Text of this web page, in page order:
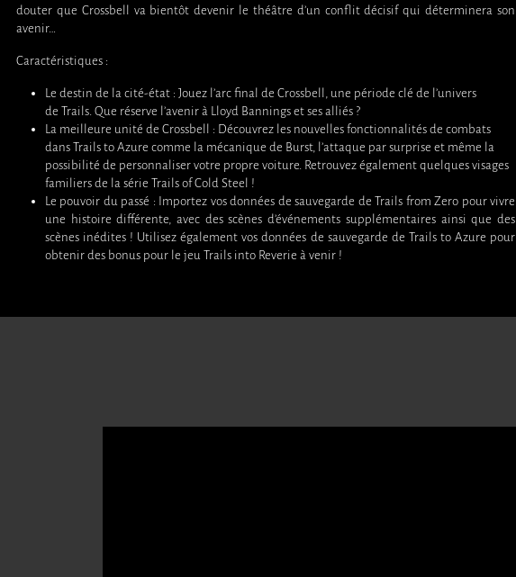
douter que Crossbell va bientôt devenir le théâtre d’un conflit décisif qui déterminera son
avenir…
Caractéristiques :
Le destin de la cité-état : Jouez l’arc final de Crossbell, une période clé de l’univers
de Trails. Que réserve l’avenir à Lloyd Bannings et ses alliés ?
La meilleure unité de Crossbell : Découvrez les nouvelles fonctionnalités de combats
dans Trails to Azure comme la mécanique de Burst, l’attaque par surprise et même la
possibilité de personnaliser votre propre voiture. Retrouvez également quelques visages
familiers de la série Trails of Cold Steel !
Le pouvoir du passé : Importez vos données de sauvegarde de Trails from Zero pour vivre
une histoire différente, avec des scènes d’événements supplémentaires ainsi que des
scènes inédites ! Utilisez également vos données de sauvegarde de Trails to Azure pour
obtenir des bonus pour le jeu Trails into Reverie à venir !